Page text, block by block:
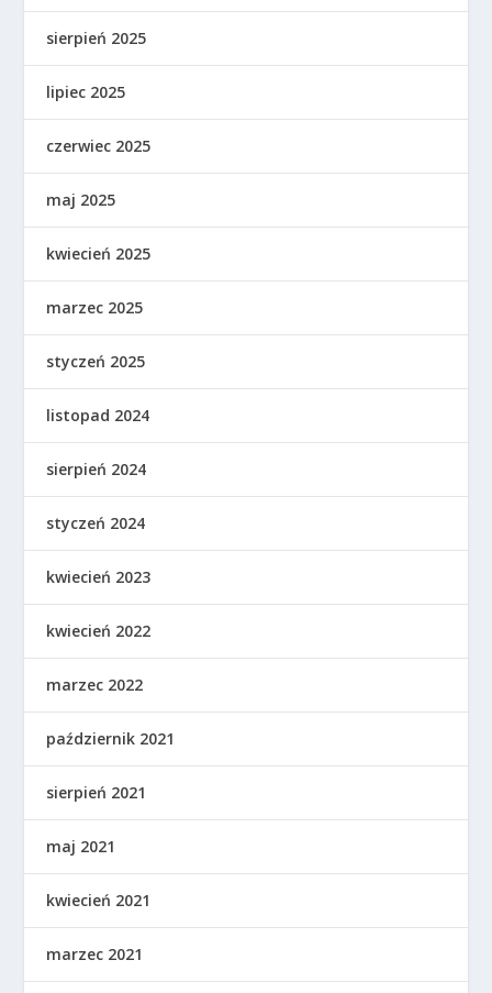
sierpień 2025
lipiec 2025
czerwiec 2025
maj 2025
kwiecień 2025
marzec 2025
styczeń 2025
listopad 2024
sierpień 2024
styczeń 2024
kwiecień 2023
kwiecień 2022
marzec 2022
październik 2021
sierpień 2021
maj 2021
kwiecień 2021
marzec 2021